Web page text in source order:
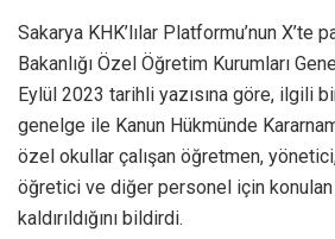
Sakarya KHK’lılar Platformu’nun X’te
Bakanlığı Özel Öğretim Kurumları
Eylül 2023 tarihli yazısına göre, ilgili
genelge ile Kanun Hükmünde
özel okullar çalışan öğretmen,
öğretici ve diğer personel için
kaldırıldığını bildirdi.